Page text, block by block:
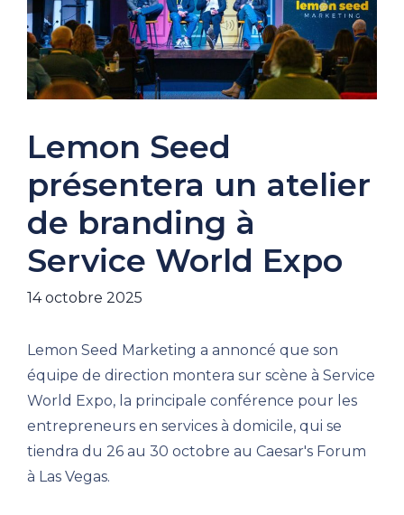
Lemon Seed
présentera un atelier
de branding à
Service World Expo
14 octobre 2025
Lemon Seed Marketing a annoncé que son
équipe de direction montera sur scène à Service
World Expo, la principale conférence pour les
entrepreneurs en services à domicile, qui se
tiendra du 26 au 30 octobre au Caesar's Forum
à Las Vegas.